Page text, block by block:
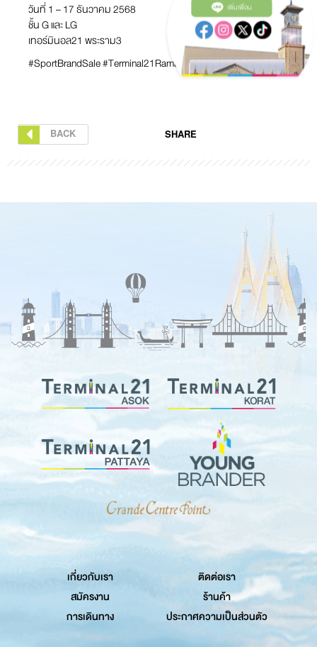
เพิ่มเพื่อน
วันที่ 1 – 17 ธันวาคม 2568
ชั้น G และ LG
เทอร์มินอล21 พระราม3
#SportBrandSale #Terminal21Rama3 #Terminal21
BACK SHARE
เกี่ยวกับเรา
ติดต่อเรา
สมัครงาน
ร้านค้า
การเดินทาง
ประกาศความเป็นส่วนตัว